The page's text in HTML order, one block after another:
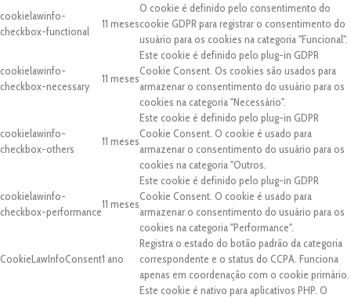
cookielawinfo-
checkbox-functional
11 meses
O cookie é definido pelo consentimento do
cookie GDPR para registrar o consentimento do
usuário para os cookies na categoria "Funcional".
cookielawinfo-
checkbox-necessary
11 meses
Este cookie é definido pelo plug-in GDPR
Cookie Consent. Os cookies são usados para
armazenar o consentimento do usuário para os
cookies na categoria "Necessário".
cookielawinfo-
checkbox-others
11 meses
Este cookie é definido pelo plug-in GDPR
Cookie Consent. O cookie é usado para
armazenar o consentimento do usuário para os
cookies na categoria "Outros.
cookielawinfo-
checkbox-performance
11 meses
Este cookie é definido pelo plug-in GDPR
Cookie Consent. O cookie é usado para
armazenar o consentimento do usuário para os
cookies na categoria "Performance".
CookieLawInfoConsent1 ano
Registra o estado do botão padrão da categoria
correspondente e o status do CCPA. Funciona
apenas em coordenação com o cookie primário.
Este cookie é nativo para aplicativos PHP. O